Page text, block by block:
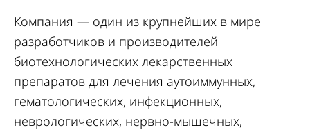
Компания — один из крупнейших в мире
разработчиков и производителей
биотехнологических лекарственных
препаратов для лечения аутоиммунных,
гематологических, инфекционных,
неврологических, нервно-мышечных,